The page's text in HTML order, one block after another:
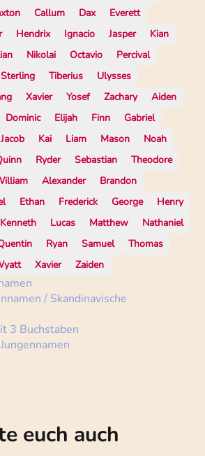
Callum Dax
Everett
Hendrix Ignacio Jasper
Kian
Nikolai Octavio
Percival
Sterling Tiberius
Ulysses
Xavier Yosef Zachary
Aiden
Dominic Elijah Finn
Gabriel
Jacob Kai Liam Mason
Noah
Ryder Sebastian
Theodore
Alexander
Brandon
Ethan Frederick George
Henry
Kenneth Lucas Matthew
Nathaniel
Ryan Samuel
Thomas
Xavier Zaiden
/ Skandinavische
3 Buchstaben
euch auch